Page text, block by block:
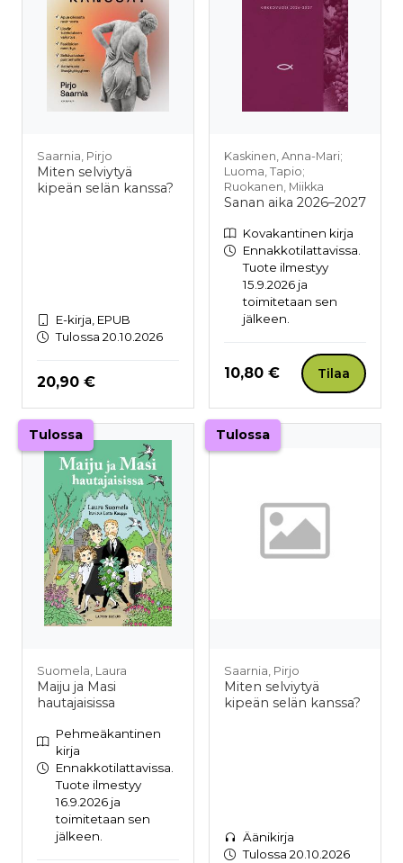
Saarnia, Pirjo
Miten selviytyä
kipeän selän kanssa?
E-kirja, EPUB
Tulossa 20.10.2026
Hinta nyt
20,90 €
Kaskinen, Anna-Mari;
Luoma, Tapio;
Ruokanen, Miikka
Sanan aika 2026–2027
Kovakantinen kirja
Ennakkotilattavissa.
Tuote ilmestyy
15.9.2026 ja
toimitetaan sen
jälkeen.
Hinta nyt
10,80 € Tilaa
Tulossa
Suomela, Laura
Maiju ja Masi
hautajaisissa
Pehmeäkantinen
kirja
Ennakkotilattavissa.
Tuote ilmestyy
16.9.2026 ja
toimitetaan sen
jälkeen.
Tulossa
Saarnia, Pirjo
Miten selviytyä
kipeän selän kanssa?
Äänikirja
Tulossa 20.10.2026